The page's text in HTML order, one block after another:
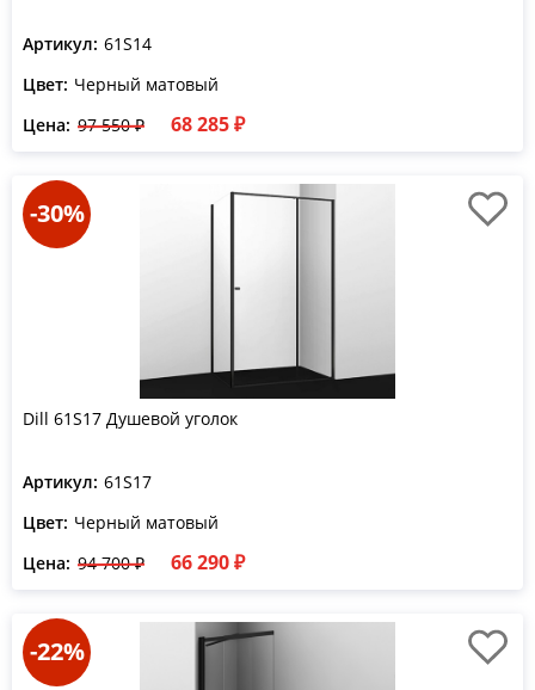
Артикул: 61S14
Цвет: Черный матовый
Цена: 97 550 ₽ 68 285 ₽
-30%
Dill 61S17 Душевой уголок
Артикул: 61S17
Цвет: Черный матовый
Цена: 94 700 ₽ 66 290 ₽
-22%